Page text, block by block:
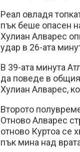
Реал овладя
пък беше опасен
Хулиан Алварес
удар в 26-ата
В 39-ата минута
да поведе в
Хулиан Алварес,
Второто
Отново Алварес
отново Куртоа се
пък мина над